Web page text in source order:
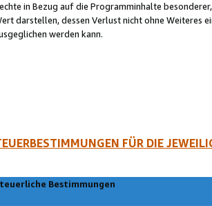
in Bezug auf die Programminhalte
darstellen, dessen Verlust nicht ohne Weiteres
werden kann.
FÜR DIE
Bestimmungen